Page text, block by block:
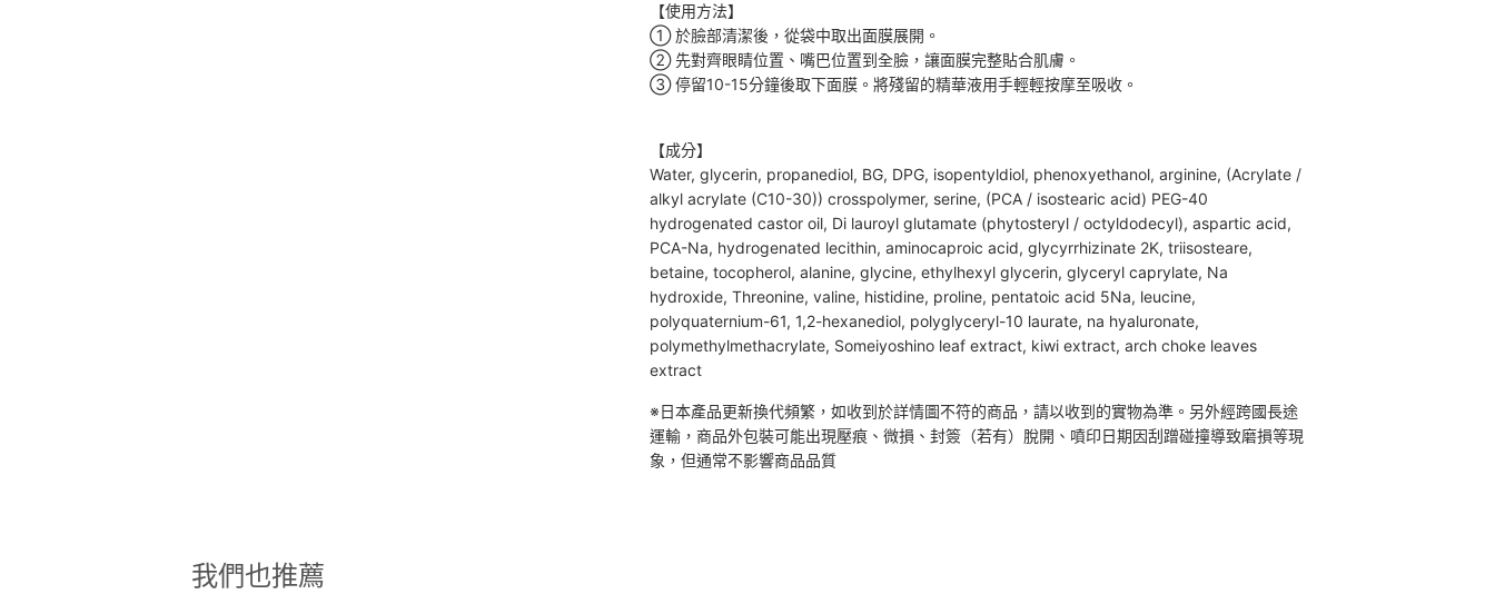
【使用方法】
① 於臉部清潔後，從袋中取出面膜展開。
② 先對齊眼睛位置、嘴巴位置到全臉，讓面膜完整貼合肌膚。
③ 停留10-15分鐘後取下面膜。將殘留的精華液用手輕輕按摩至吸收。
【成分】
Water, glycerin, propanediol, BG, DPG, isopentyldiol, phenoxyethanol, arginine, (Acrylate /
alkyl acrylate (C10-30)) crosspolymer, serine, (PCA / isostearic acid) PEG-40
hydrogenated castor oil, Di lauroyl glutamate (phytosteryl / octyldodecyl), aspartic acid,
PCA-Na, hydrogenated lecithin, aminocaproic acid, glycyrrhizinate 2K, triisosteare,
betaine, tocopherol, alanine, glycine, ethylhexyl glycerin, glyceryl caprylate, Na
hydroxide, Threonine, valine, histidine, proline, pentatoic acid 5Na, leucine,
polyquaternium-61, 1,2-hexanediol, polyglyceryl-10 laurate, na hyaluronate,
polymethylmethacrylate, Someiyoshino leaf extract, kiwi extract, arch choke leaves
extract
※日本產品更新換代頻繁，如收到於詳情圖不符的商品，請以收到的實物為準。另外經跨國長途
運輸，商品外包裝可能出現壓痕、微損、封簽（若有）脫開、噴印日期因刮蹭碰撞導致磨損等現
象，但通常不影響商品品質
我們也推薦